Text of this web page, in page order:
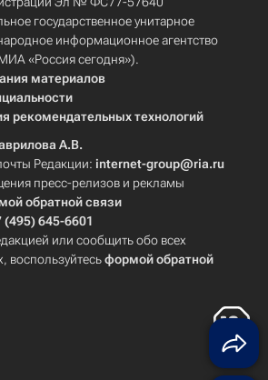
государственное унитарное
информационное агентство
«Россия сегодня»).
материалов
рекомендательных технологий
А.В.
Редакции: internet-group@ria.ru
пресс-релизов и рекламы
обратной связи
(495) 645-6601
или сообщить обо всех
воспользуйтесьформой обратной